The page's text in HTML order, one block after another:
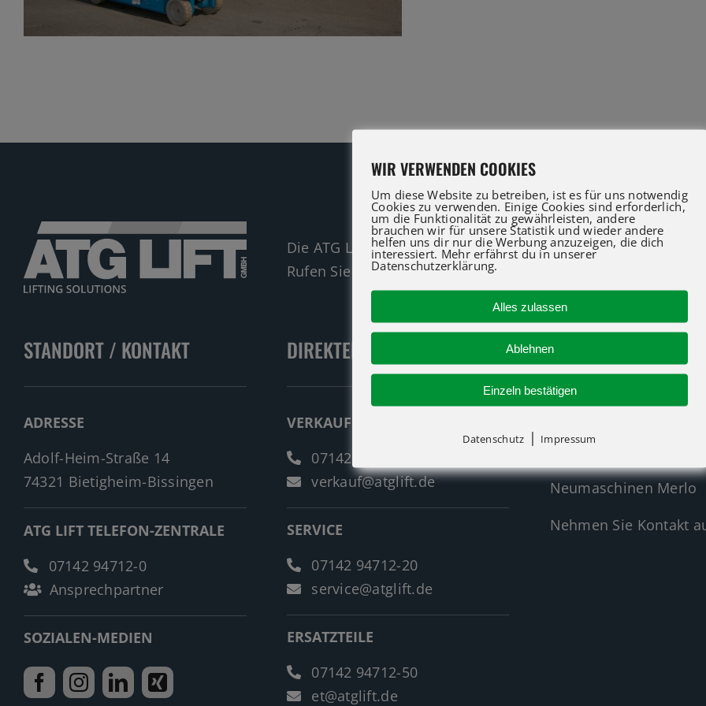
Die ATG LIFT Profis für Verkauf und Service beraten Sie gerne.
Rufen Sie an oder nutzen Sie unser Kontaktformular für eine
STANDORT / KONTAKT
ADRESSE
Adolf-Heim-Straße 14
74321 Bietigheim-Bissingen
ATG LIFT TELEFON-ZENTRALE
07142 94712-0
Ansprechpartner
SOZIALEN-MEDIEN
DIREKTER-KONTAKT
VERKAUF
07142 94712-30
verkauf@atglift.de
SERVICE
07142 94712-20
service@atglift.de
ERSATZTEILE
07142 94712-50
et@atglift.de
NEUMASCHINEN
Neumaschinen
Neumaschinen Genie
Neumaschinen Merlo
Nehmen Sie Kontakt
WIR VERWENDEN COOKIES
Um diese Website zu betreiben, ist es für uns notwendig
Cookies zu verwenden. Einige Cookies sind erforderlich,
um die Funktionalität zu gewährleisten, andere
brauchen wir für unsere Statistik und wieder andere
helfen uns dir nur die Werbung anzuzeigen, die dich
interessiert. Mehr erfährst du in unserer
Datenschutzerklärung.
Alles zulassen
Ablehnen
Einzeln bestätigen
Datenschutz | Impressum